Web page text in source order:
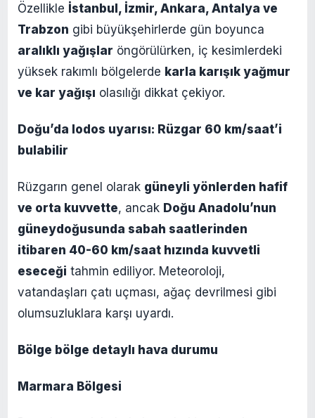
Özellikle İstanbul, İzmir, Ankara, Antalya ve
Trabzon gibi büyükşehirlerde gün boyunca
aralıklı yağışlar öngörülürken, iç kesimlerdeki
yüksek rakımlı bölgelerde karla karışık yağmur
ve kar yağışı olasılığı dikkat çekiyor.
Doğu’da lodos uyarısı: Rüzgar 60 km/saat’i
bulabilir
Rüzgarın genel olarak güneyli yönlerden hafif
ve orta kuvvette, ancak Doğu Anadolu’nun
güneydoğusunda sabah saatlerinden
itibaren 40-60 km/saat hızında kuvvetli
eseceği tahmin ediliyor. Meteoroloji,
vatandaşları çatı uçması, ağaç devrilmesi gibi
olumsuzluklara karşı uyardı.
Bölge bölge detaylı hava durumu
Marmara Bölgesi